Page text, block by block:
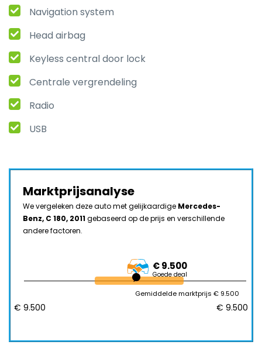
Navigation system
Head airbag
Keyless central door lock
Centrale vergrendeling
Radio
USB
Marktprijsanalyse
We vergeleken deze auto met gelijkaardige Mercedes-
Benz, C 180, 2011gebaseerd op de prijs en verschillende
andere factoren.
€ 9.500
Goede deal
Gemiddelde marktprijs € 9.500
€ 9.500 € 9.500